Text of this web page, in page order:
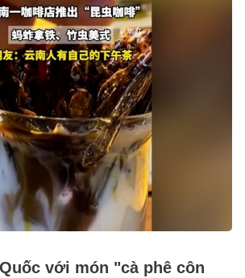
với món "cà phê côn